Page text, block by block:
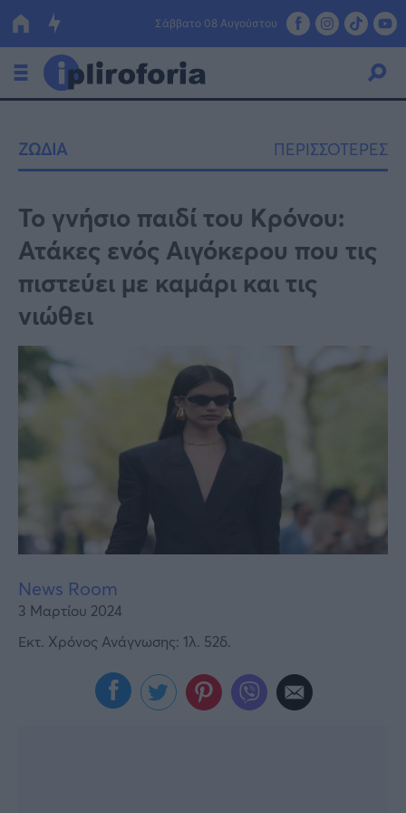
Σάββατο 08 Αυγούστου
Οικονομία
Πολιτική
Τράπεζες
Επιδοτήσεις
Κόσμος
Lifestyle
Αθλητικά
ΖΩΔΙΑ ΠΕΡΙΣΣΟΤΕΡΕΣ
Το γνήσιο παιδί του Κρόνου:
Ατάκες ενός Αιγόκερου που τις
πιστεύει με καμάρι και τις
νιώθει
News Room
3 Μαρτίου 2024
Εκτ. Χρόνος Ανάγνωσης: 1λ. 52δ.